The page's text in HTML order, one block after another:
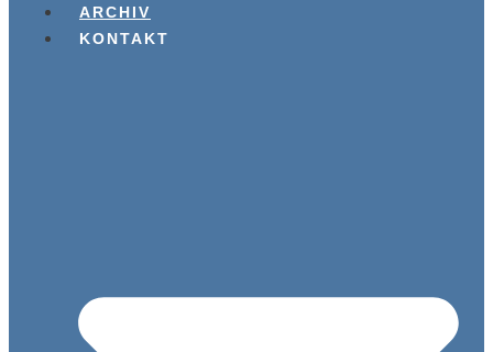
ARCHIV
KONTAKT